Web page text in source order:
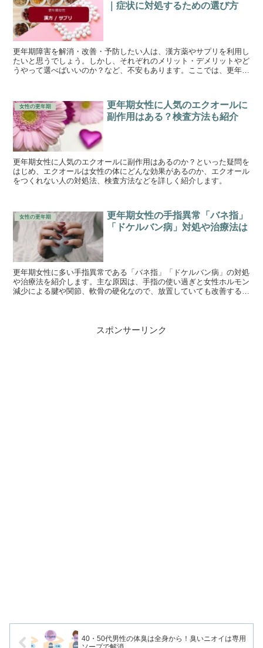
｜症状に対処するための選び方
更年期障害を解消・改善・予防したい人は、漢方薬やサプリを利用し
たいと思うでしょう。しかし、それぞれのメリット・デメリットやど
うやって選べばいいのか？など、不安もあります。ここでは、更年期
女性の更年期
更年期女性に人気のエクオールに
副作用はある？検査方法も紹介
更年期女性に人気のエクオールに副作用はあるのか？といった疑問を
はじめ、エクオールは女性の体にどんな効果があるのか、エクオール
をつくれない人の対処法、検査方法などを詳しく紹介します。
女性の更年期
更年期女性の手指異常「バネ指」
「ドケルバン病」対処や治療法は
更年期女性に多い手指異常である「バネ指」「ドケルバン病」の対処
や治療法を紹介します。主な原因は、手指の使い過ぎと女性ホルモン
減少による腱や関節、軟骨の硬化なので、放置していても改善するこ
スポンサーリンク
40・50代男性の体臭は全身から！臭いニオイは専用